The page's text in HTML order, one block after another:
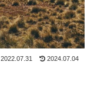
2022.07.31 2024.07.04